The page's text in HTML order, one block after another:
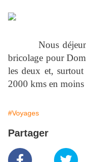
Nous
bricolage pour
les deux et,
2000 kms en
#Voyages
Partager